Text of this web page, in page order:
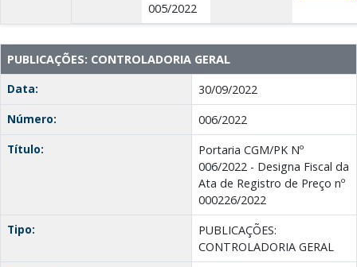
005/2022
PUBLICAÇÕES: CONTROLADORIA GERAL
Data:
30/09/2022
Número:
006/2022
Título:
Portaria CGM/PK Nº
006/2022 - Designa Fiscal da
Ata de Registro de Preço nº
000226/2022
Tipo:
PUBLICAÇÕES:
CONTROLADORIA GERAL